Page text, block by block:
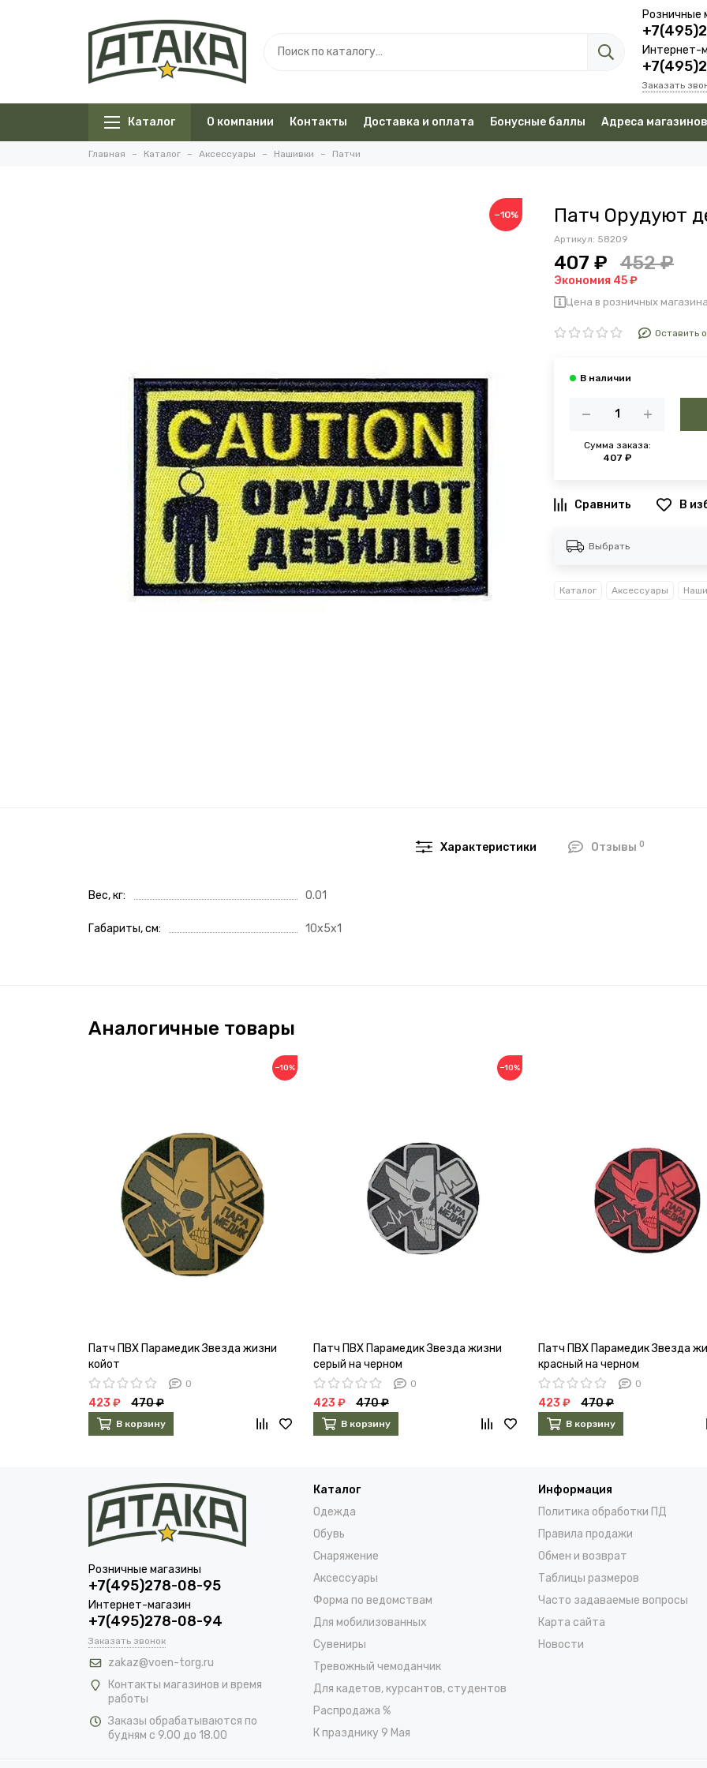
Розничные
Интернет-
Заказать
Каталог О компании Контакты Доставка и оплата Бонусные баллы Адреса магазинов
Главная Каталог Аксессуары Нашивки Патчи
−10% Патч Орудуют
Артикул: 58209
407 ₽ 452 ₽
Экономия 45 ₽
Цена в розничных
Оставить
Сумма заказа:
407 ₽
В
Выбрать
Каталог Аксессуары
Характеристики Отзывы 0
Вес, кг 0.01
Габариты, см 10x5x1
Аналогичные товары
−10%
Патч ПВХ Парамедик Звезда жизни
койот
0
423 ₽ 470 ₽
В корзину
−10%
Патч ПВХ Парамедик Звезда жизни
серый на черном
0
423 ₽ 470 ₽
В корзину
Патч ПВХ Парамедик Звезда
красный на черном
0
423 ₽ 470 ₽
В корзину
Розничные магазины
+7(495)278-08-95
Интернет-магазин
+7(495)278-08-94
Заказать звонок
zakaz@voen-torg.ru
Контакты магазинов и время
работы
Заказы обрабатываются по
будням с 9.00 до 18.00
Каталог
Одежда
Обувь
Снаряжение
Аксессуары
Форма по ведомствам
Для мобилизованных
Сувениры
Тревожный чемоданчик
Для кадетов, курсантов, студентов
Распродажа %
К празднику 9 Мая
Информация
Политика обработки ПД
Правила продажи
Обмен и возврат
Таблицы размеров
Часто задаваемые вопросы
Карта сайта
Новости